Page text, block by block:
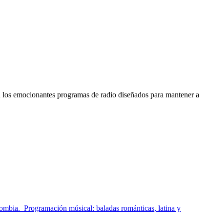
emocionantes programas de radio diseñados para mantener a
Programación músical: baladas románticas, latina y